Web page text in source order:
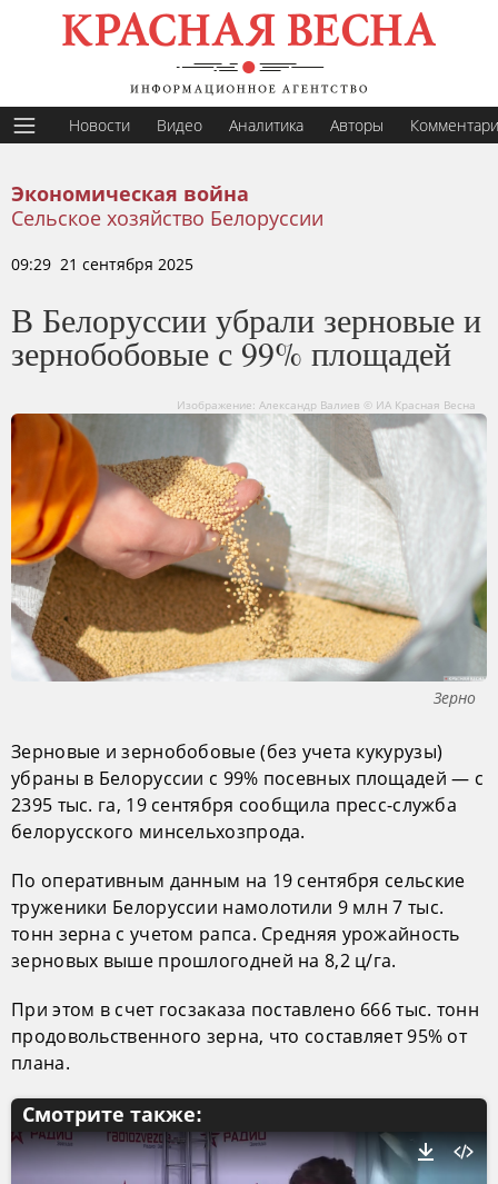
Новости Видео Аналитика Авторы
Экономическая война
Сельское хозяйство Белоруссии
09:29 21 сентября 2025
В Белоруссии убрали зерновые и
зернобобовые с 99% площадей
Изображение: Александр Валиев © ИА Красная Весна
Зерно
Зерновые и зернобобовые (без учета кукурузы)
убраны в Белоруссии с 99% посевных площадей — с
2395 тыс. га, 19 сентября сообщила пресс-служба
белорусского минсельхозпрода.
По оперативным данным на 19 сентября сельские
труженики Белоруссии намолотили 9 млн 7 тыс.
тонн зерна с учетом рапса. Средняя урожайность
зерновых выше прошлогодней на 8,2 ц/га.
При этом в счет госзаказа поставлено 666 тыс. тонн
продовольственного зерна, что составляет 95% от
плана.
Смотрите также: